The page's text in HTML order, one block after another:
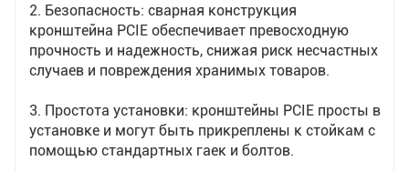
RCIE позволяет прикрепить кронштейн к балке
стойки, что предотвращает случайное смещение
кронштейна, что повышает безопасность
хранимых товаров.
2. Безопасность: сварная конструкция
кронштейна PCIE обеспечивает превосходную
прочность и надежность, снижая риск несчастных
случаев и повреждения хранимых товаров.
3. Простота установки: кронштейны PCIE просты в
установке и могут быть прикреплены к стойкам с
помощью стандартных гаек и болтов.